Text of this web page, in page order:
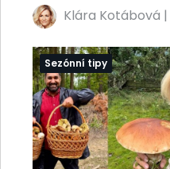
Klára Kotábová |
Sezónní tipy